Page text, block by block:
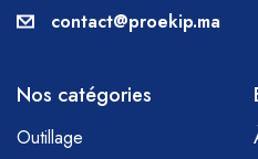
contact@proekip.ma
Nos catégories
Outillage